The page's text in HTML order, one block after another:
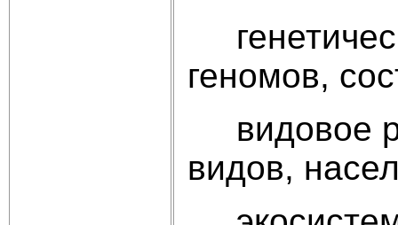
геномов,
видовое
видов,